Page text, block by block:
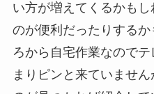
い方が増えてくるかも
のが便利だったりする
ろから自宅作業なので
まりピンと来ていませ